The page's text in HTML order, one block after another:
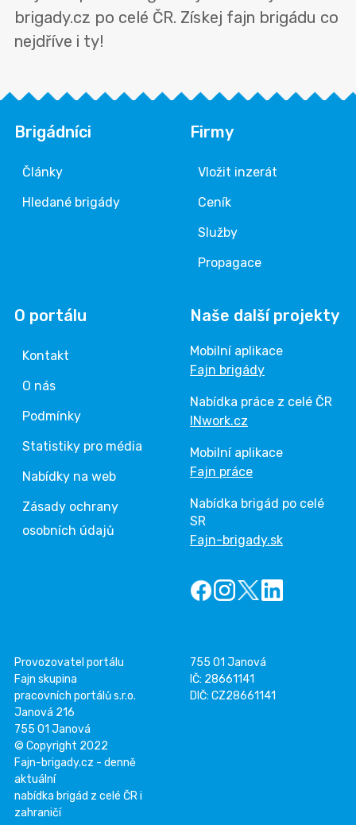
brigady.cz po celé ČR. Získej fajn brigádu co
nejdříve i ty!
Brigádníci
Články
Hledané brigády
Firmy
Vložit inzerát
Ceník
Služby
Propagace
O portálu
Kontakt
O nás
Podmínky
Statistiky pro média
Nabídky na web
Zásady ochrany
osobních údajů
Naše další projekty
Mobilní aplikace
Fajn brigády
Nabídka práce z celé ČR
INwork.cz
Mobilní aplikace
Fajn práce
Nabídka brigád po celé
SR
Fajn-brigady.sk
Provozovatel portálu
Fajn skupina
pracovních portálů s.r.o.
Janová 216
755 01 Janová
755 01 Janová
IČ: 28661141
DIČ: CZ28661141
© Copyright 2022
Fajn-brigady.cz - denně
aktuální
nabídka brigád z celé ČR i
zahraničí